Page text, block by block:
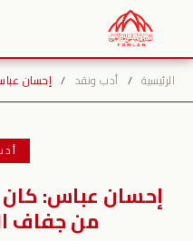
المحتوى
الرئيسية / أدب ونقد / إحسان
إحسان عباس: كان
من جفاف